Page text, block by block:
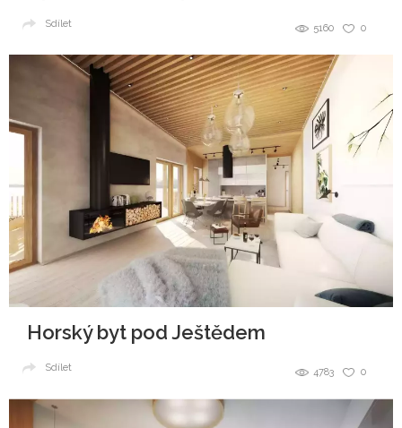
0
5160
Sdílet
Horský byt pod Ještědem
0
4783
Sdílet